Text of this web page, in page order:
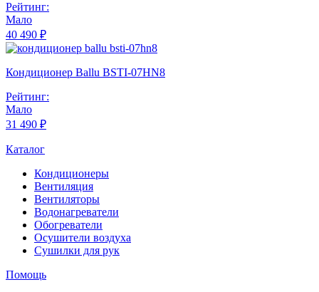
Рейтинг:
Мало
40 490 ₽
Кондиционер Ballu BSTI-07HN8
Рейтинг:
Мало
31 490 ₽
Каталог
Кондиционеры
Вентиляция
Вентиляторы
Водонагреватели
Обогреватели
Осушители воздуха
Сушилки для рук
Помощь